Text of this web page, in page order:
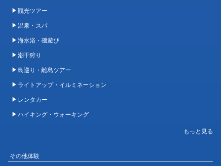
観光ツアー
温泉・スパ
海水浴・磯遊び
潮干狩り
島巡り・離島ツアー
ライトアップ・イルミネーション
レンタカー
ハイキング・ウォーキング
その他体験